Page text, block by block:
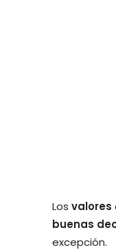
Los valores
buenas
excepción.